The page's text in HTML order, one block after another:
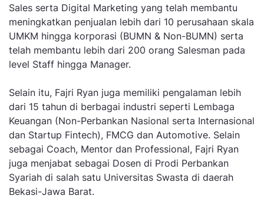
Sales serta Digital Marketing yang telah membantu
meningkatkan penjualan lebih dari 10 perusahaan skala
UMKM hingga korporasi (BUMN & Non-BUMN) serta
telah membantu lebih dari 200 orang Salesman pada
level Staff hingga Manager.
Selain itu, Fajri Ryan juga memiliki pengalaman lebih
dari 15 tahun di berbagai industri seperti Lembaga
Keuangan (Non-Perbankan Nasional serta Internasional
dan Startup Fintech), FMCG dan Automotive. Selain
sebagai Coach, Mentor dan Professional, Fajri Ryan
juga menjabat sebagai Dosen di Prodi Perbankan
Syariah di salah satu Universitas Swasta di daerah
Bekasi-Jawa Barat.